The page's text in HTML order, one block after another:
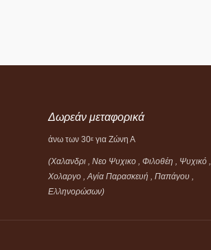
Δωρεάν μεταφορικά
άνω των 30ε για Ζώνη Α
(Χαλανδρι , Νεο Ψυχικο , Φιλοθέη , Ψυχικό ,
Χολαργο , Αγία Παρασκευή , Παπάγου ,
Ελληνορώσων)